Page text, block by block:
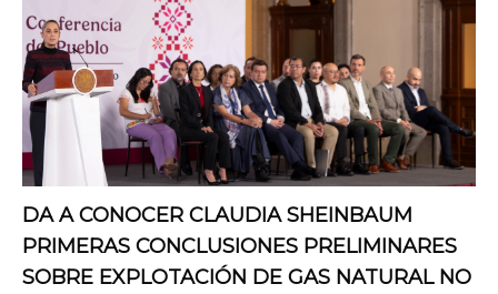
DA A CONOCER CLAUDIA SHEINBAUM
PRIMERAS CONCLUSIONES PRELIMINARES
SOBRE EXPLOTACIÓN DE GAS NATURAL NO